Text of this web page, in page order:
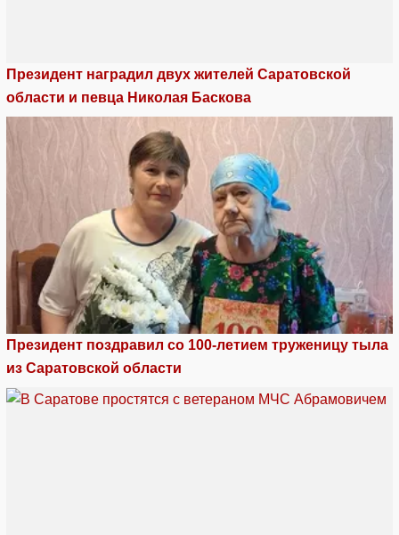
Президент наградил двух жителей Саратовской
области и певца Николая Баскова
Президент поздравил со 100-летием труженицу тыла
из Саратовской области